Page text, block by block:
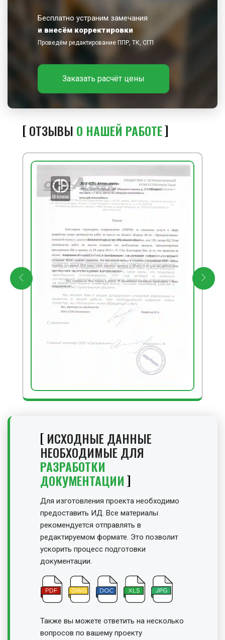
Бесплатно устраним замечания
и внесём корректировки
Проведём редактирование ППР, ТК, СГП
Заказать расчёт цены
ОТЗЫВЫ О НАШЕЙ РАБОТЕ
ИСХОДНЫЕ ДАННЫЕ
НЕОБХОДИМЫЕ ДЛЯ
РАЗРАБОТКИ
ДОКУМЕНТАЦИИ
Для изготовления проекта необходимо
предоставить ИД. Все материалы
рекомендуется отправлять в
редактируемом формате. Это позволит
ускорить процесс подготовки
документации.
Также вы можете ответить на несколько
вопросов по вашему проекту